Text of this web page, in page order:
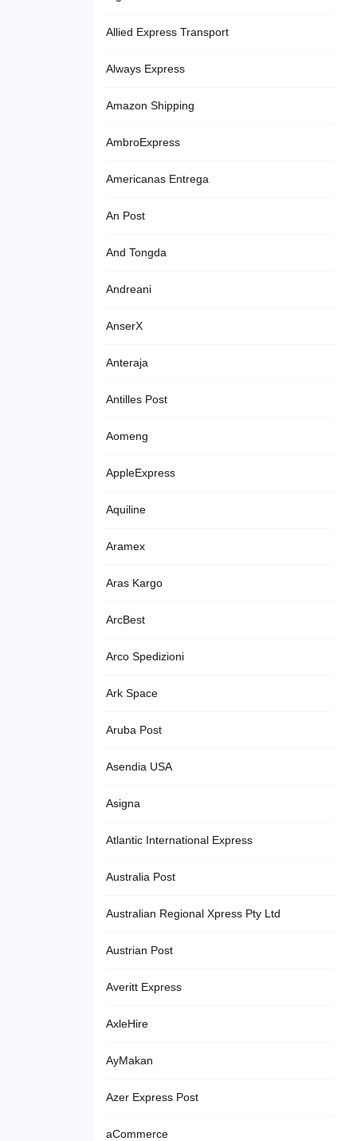
Allied Express Transport
Always Express
Amazon Shipping
AmbroExpress
Americanas Entrega
An Post
And Tongda
Andreani
AnserX
Anteraja
Antilles Post
Aomeng
AppleExpress
Aquiline
Aramex
Aras Kargo
ArcBest
Arco Spedizioni
Ark Space
Aruba Post
Asendia USA
Asigna
Atlantic International Express
Australia Post
Australian Regional Xpress Pty Ltd
Austrian Post
Averitt Express
AxleHire
AyMakan
Azer Express Post
aCommerce